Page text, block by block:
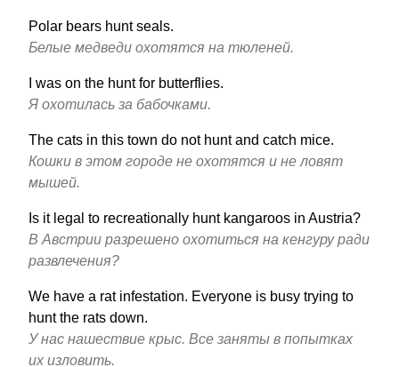
Polar bears hunt seals.
Белые медведи охотятся на тюленей.
I was on the hunt for butterflies.
Я охотилась за бабочками.
The cats in this town do not hunt and catch mice.
Кошки в этом городе не охотятся и не ловят
мышей.
Is it legal to recreationally hunt kangaroos in Austria?
В Австрии разрешено охотиться на кенгуру ради
развлечения?
We have a rat infestation. Everyone is busy trying to
hunt the rats down.
У нас нашествие крыс. Все заняты в попытках
их изловить.